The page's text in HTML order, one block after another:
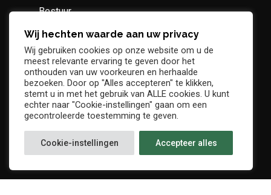
Bestuur
Geschiedenis
Supportersclub
Socio Business Club
Wij hechten waarde aan uw privacy
Wij gebruiken cookies op onze website om u de
meest relevante ervaring te geven door het
onthouden van uw voorkeuren en herhaalde
bezoeken. Door op "Alles accepteren" te klikken,
stemt u in met het gebruik van ALLE cookies. U kunt
echter naar "Cookie-instellingen" gaan om een
gecontroleerde toestemming te geven.
Cookie-instellingen Accepteer alles